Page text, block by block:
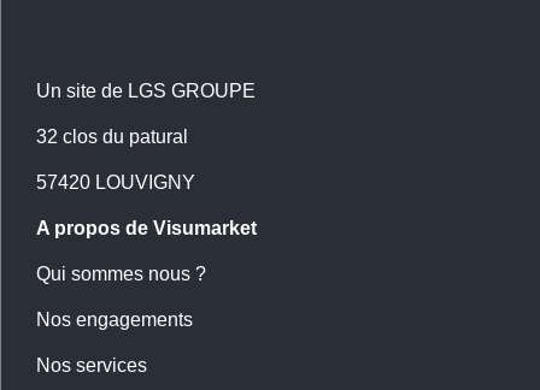
Un site de LGS GROUPE
32 clos du patural
57420 LOUVIGNY
A propos de Visumarket
Qui sommes nous ?
Nos engagements
Nos services